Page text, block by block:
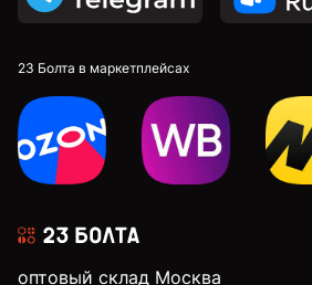
23 Болта в маркетплейсах
оптовый склад Москва